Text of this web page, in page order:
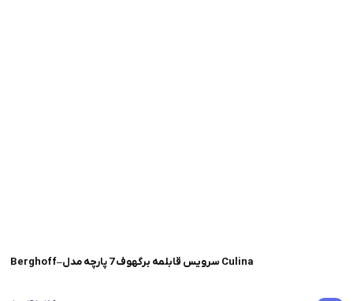
Berghoff–سرویس قابلمه برگهوف 7 پارچه مدل Culina